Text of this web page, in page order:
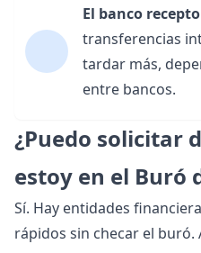
El banco
transferencias
tardar más,
entre bancos.
¿Puedo solicitar
estoy en el Buró
Sí. Hay entidades
rápidos sin checar el buró.